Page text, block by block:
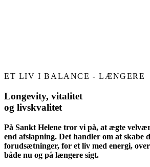
ET LIV I BALANCE - LÆNGERE
Longevity, vitalitet
og livskvalitet
På Sankt Helene tror vi på, at ægte
end afslapning. Det handler om at skabe
forudsætninger, for et liv med energi,
både nu og på længere sigt.